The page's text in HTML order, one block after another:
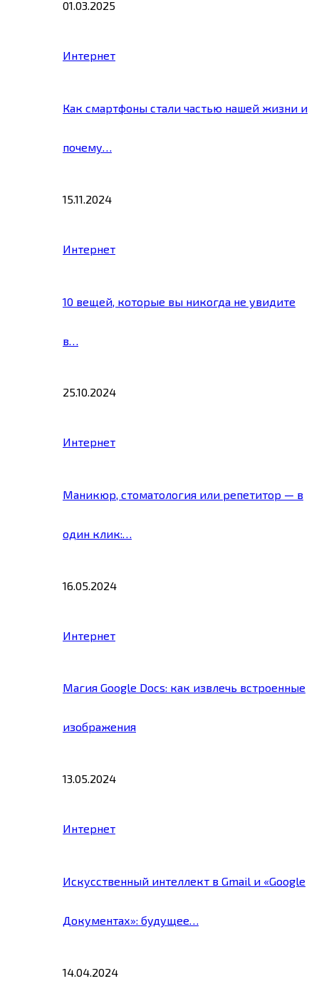
01.03.2025
Интернет
Как смартфоны стали частью нашей жизни и
почему…
15.11.2024
Интернет
10 вещей, которые вы никогда не увидите
в…
25.10.2024
Интернет
Маникюр, стоматология или репетитор — в
один клик:…
16.05.2024
Интернет
Магия Google Docs: как извлечь встроенные
изображения
13.05.2024
Интернет
Искусственный интеллект в Gmail и «Google
Документах»: будущее…
14.04.2024